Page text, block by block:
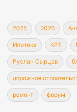
2025 2026
Ипотека КРТ
Руслан Сырцов
дорожное
ремонт форум